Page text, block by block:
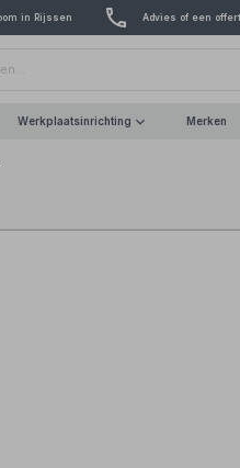
in Rijssen Advies of een
Werkplaatsinrichting Merken